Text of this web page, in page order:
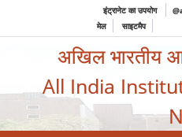
इंट्रानेट का उपयोग
मेल
साइटमैप
अखिल भारतीय
All India